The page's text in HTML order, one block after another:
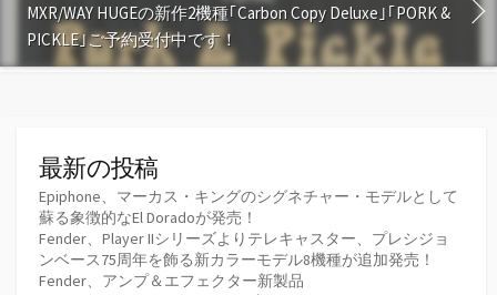
MXR/WAY HUGEの新作2機種｢Carbon Copy Deluxe｣｢PORK &
PICKLE｣ご予約受付中です！
最新の投稿
Epiphone、マーカス・キングのシグネチャー・モデルとして
蘇る象徴的なEl Doradoが発売！
Fender、Player IIシリーズよりテレキャスター、プレシジョ
ンベース75周年を飾る新カラーモデル8機種が追加発売！
Fender、アンプ＆エフェクター新製品